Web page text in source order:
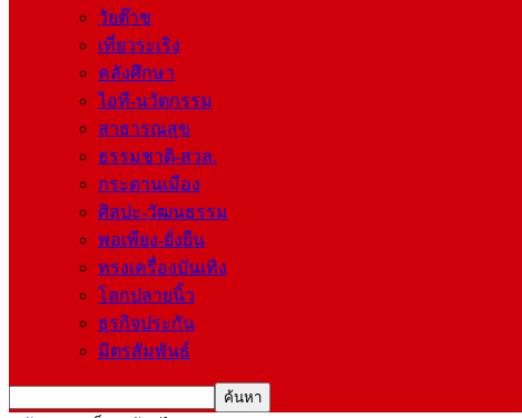
วัยต๊าช
เที่ยวระเริง
คลังศึกษา
ไอที-นวัตกรรม
สาธารณสุข
ธรรมชาติ-สวล.
กระดานเมือง
ศิลปะ-วัฒนธรรม
พอเพียง-ยั่งยืน
ทรงเครื่องบันเทิง
โลกปลายนิ้ว
ธุรกิจประกัน
มิตรสัมพันธ์